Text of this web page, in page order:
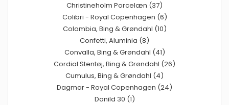
Christineholm Porcelæn (37)
Colibri - Royal Copenhagen (6)
Colombia, Bing & Grøndahl (10)
Confetti, Aluminia (8)
Convalla, Bing & Grøndahl (41)
Cordial Stentøj, Bing & Grøndahl (26)
Cumulus, Bing & Grøndahl (4)
Dagmar - Royal Copenhagen (24)
Danild 30 (1)